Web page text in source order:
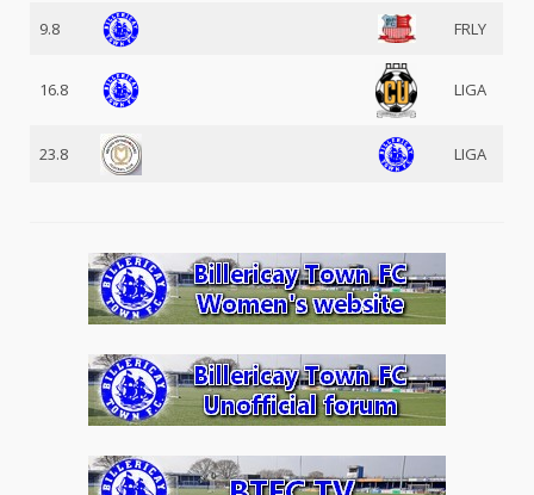
9.8 FRLY
16.8 LIGA
23.8 LIGA